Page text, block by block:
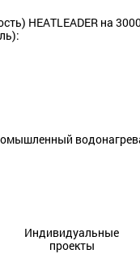
HEATLEADER на
Индивидуальные
проекты